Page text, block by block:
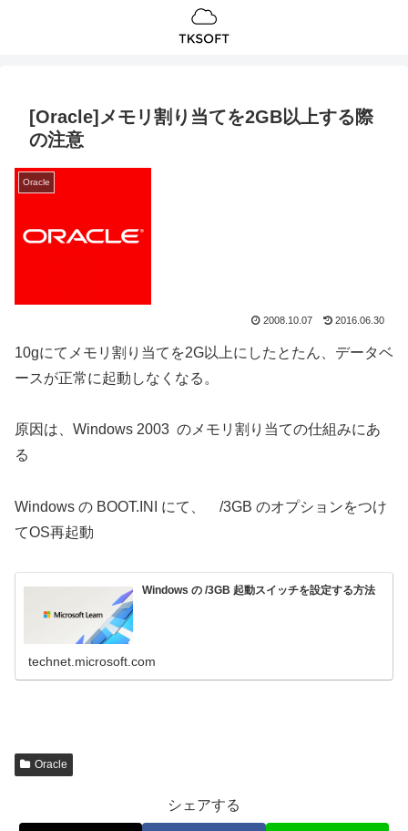
[Oracle]メモリ割り当てを2GB以上する際
の注意
Oracle
2008.10.07 2016.06.30
10gにてメモリ割り当てを2G以上にしたとたん、データベ
ースが正常に起動しなくなる。
原因は、Windows 2003 のメモリ割り当ての仕組みにあ
る
Windows の BOOT.INI にて、 /3GB のオプションをつけ
てOS再起動
Windows の /3GB 起動スイッチを設定する方法
technet.microsoft.com
Oracle
シェアする